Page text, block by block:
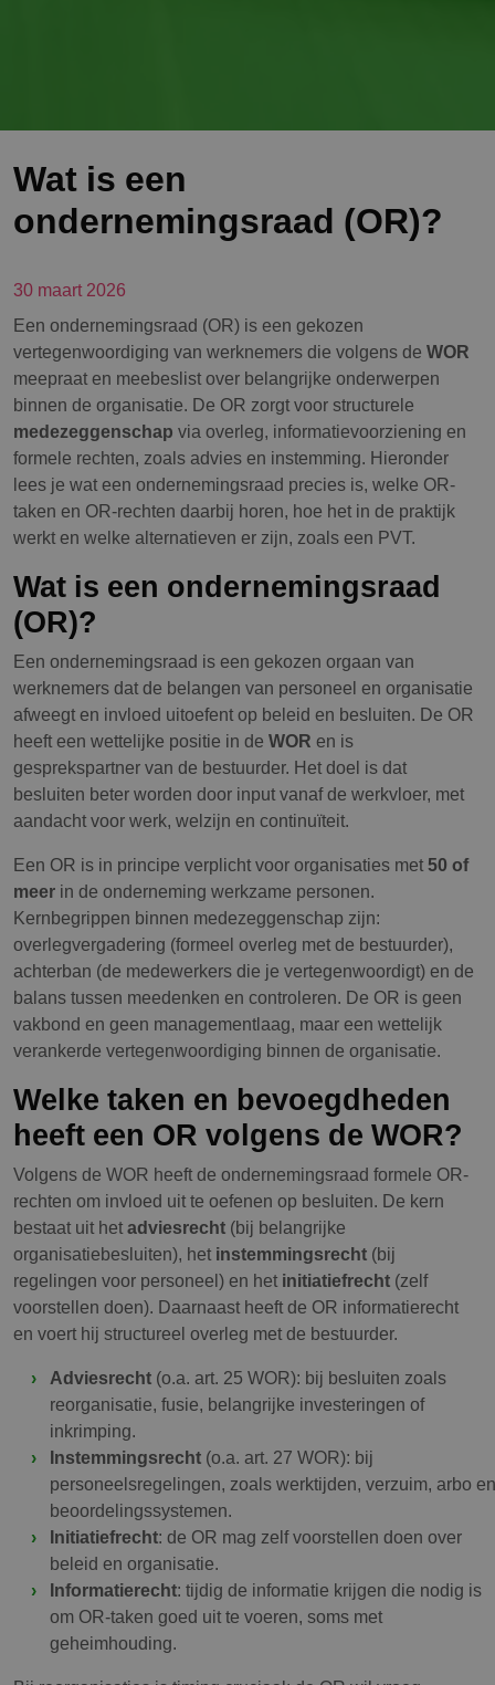
Wat is een
ondernemingsraad (OR)?
30 maart 2026
Een ondernemingsraad (OR) is een gekozen
vertegenwoordiging van werknemers die volgens de WOR
meepraat en meebeslist over belangrijke onderwerpen
binnen de organisatie. De OR zorgt voor structurele
medezeggenschap via overleg, informatievoorziening en
formele rechten, zoals advies en instemming. Hieronder
lees je wat een ondernemingsraad precies is, welke OR-
taken en OR-rechten daarbij horen, hoe het in de praktijk
werkt en welke alternatieven er zijn, zoals een PVT.
Wat is een ondernemingsraad
(OR)?
Een ondernemingsraad is een gekozen orgaan van
werknemers dat de belangen van personeel en organisatie
afweegt en invloed uitoefent op beleid en besluiten. De OR
heeft een wettelijke positie in de WOR en is
gesprekspartner van de bestuurder. Het doel is dat
besluiten beter worden door input vanaf de werkvloer, met
aandacht voor werk, welzijn en continuïteit.
Een OR is in principe verplicht voor organisaties met50 of
meer in de onderneming werkzame personen.
Kernbegrippen binnen medezeggenschap zijn:
overlegvergadering (formeel overleg met de bestuurder),
achterban (de medewerkers die je vertegenwoordigt) en de
balans tussen meedenken en controleren. De OR is geen
vakbond en geen managementlaag, maar een wettelijk
verankerde vertegenwoordiging binnen de organisatie.
Welke taken en bevoegdheden
heeft een OR volgens de WOR?
Volgens de WOR heeft de ondernemingsraad formele OR-
rechten om invloed uit te oefenen op besluiten. De kern
bestaat uit hetadviesrecht (bij belangrijke
organisatiebesluiten), hetinstemmingsrecht (bij
regelingen voor personeel) en hetinitiatiefrecht (zelf
voorstellen doen). Daarnaast heeft de OR informatierecht
en voert hij structureel overleg met de bestuurder.
Adviesrecht (o.a. art. 25 WOR): bij besluiten zoals
reorganisatie, fusie, belangrijke investeringen of
inkrimping.
Instemmingsrecht (o.a. art. 27 WOR): bij
personeelsregelingen, zoals werktijden, verzuim, arbo en
beoordelingssystemen.
Initiatiefrecht: de OR mag zelf voorstellen doen over
beleid en organisatie.
Informatierecht: tijdig de informatie krijgen die nodig is
om OR-taken goed uit te voeren, soms met
geheimhouding.